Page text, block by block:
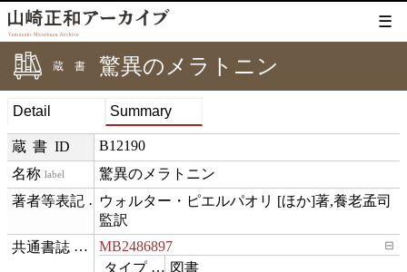
☰
蔵書 驚異のメラトニン
Detail Summary
蔵書ID B12190
label 驚異のメラトニン
creditText
ウォルター・ピエルパオリ [ほか]著,養老孟司
監訳
exemplarOfMB2486897 ⊟
type 図書